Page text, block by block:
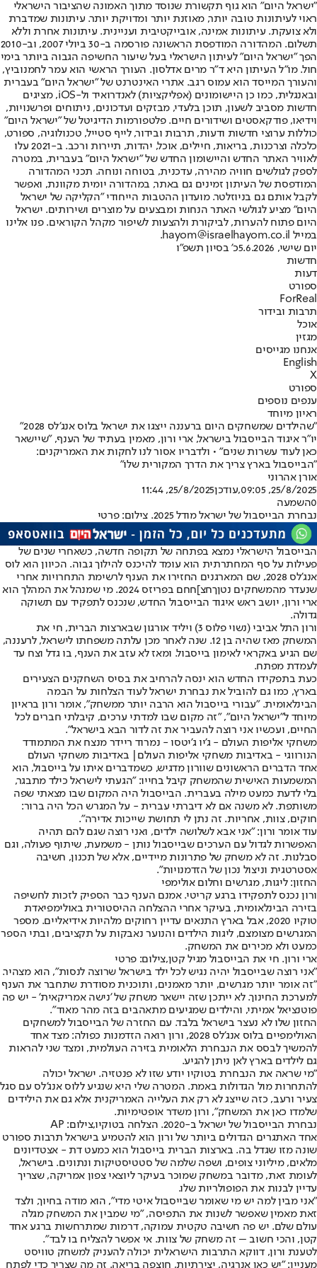
"ישראל היום" הוא גוף תקשורת שנוסד מתוך האמונה שהציבור הישראלי
ראוי לעיתונות טובה יותר, מאוזנת יותר ומדויקת יותר. עיתונות שמדברת
ולא צועקת. עיתונות אמינה, אובייקטיבית ועניינית. עיתונות אחרת וללא
תשלום. המהדורה המודפסת הראשונה פורסמה ב-30 ביולי 2007, וב-2010
הפך "ישראל היום" לעיתון הישראלי בעל שיעור החשיפה הגבוה ביותר בימי
חול. מו"ל העיתון היא ד"ר מרים אדלסון. העורך הראשי הוא עמר לחמנוביץ,
והעורך המייסד הוא עמוס רגב. אתרי האינטרנט של "ישראל היום" בעברית
ובאנגלית, כמו כן היישומונים (אפליקציות) לאנדרואיד ול-iOS, מציגים
חדשות מסביב לשעון, תוכן בלעדי, מבזקים ועדכונים, ניתוחים ופרשנויות,
וידיאו, פודקאסטים ושידורים חיים. פלטפורמות הדיגיטל של "ישראל היום"
כוללות ערוצי חדשות ודעות, תרבות ובידור, לייף סטייל, טכנולוגיה, ספורט,
כלכלה וצרכנות, בריאות, חיילים, אוכל, יהדות, תיירות ורכב. ב-2021 עלו
לאוויר האתר החדש והיישומון החדש של "ישראל היום" בעברית, במטרה
לספק לגולשים חוויה מהירה, עדכנית, בטוחה ונוחה. תכני המהדורה
המודפסת של העיתון זמינים גם באתר, במהדורה יומית מקוונת, ואפשר
לקבל אותם גם בניוזלטר. מועדון ההטבות הייחודי "הקליקה של ישראל
היום" מציע לגולשי האתר הנחות ומבצעים על מוצרים ושירותים. ישראל
היום פתוח להערות, לביקורת ולהצעות לשיפור מקהל הקוראים. פנו אלינו
במייל hayom@israelhayom.co.il.
יום שישי, 5.6.2026
כ' בסיון תשפ"ו
חדשות
דעות
ספורט
ForReal
תרבות ובידור
אוכל
מגזין
אנחנו מגייסים
English
X
ספורט
ענפים נוספים
ראיון מיוחד
"שהילדים שמשחקים היום ברעננה ייצגו את ישראל בלוס אנג'לס 2028"
יו"ר איגוד הבייסבול בישראל, ארי ורון, מאמין בעתיד של הענף, "שיישאר
כאן לעוד עשרות שנים" • ולדבריו אסור לנו לחקות את האמריקנים:
"הבייסבול בארץ צריך את הדרך המקורית שלו"
אורן אהרוני
25/8/2025, 09:05
,עודכן25/8/2025, 11:44
0השמעה
נבחרת הבייסבול של ישראל מודל 2025. צילום: פרטי
הבייסבול הישראלי נמצא בפתחה של תקופה חדשה, כשאחרי שנים של
פעילות על סף המחתרתית הוא עומד להיכנס להילוך גבוה. הכיוון הוא לוס
אנג'לס 2028, שם המארגנים החזירו את הענף לרשימת התחרויות אחרי
שנעדר מהמשחקים נטןךחצ]חחם בפריזס 2024. מי שמנהל את המהלך הוא
ארי ורון, יושב ראש איגוד הבייסבול החדש, שנכנס לתפקיד עם תשוקה
גדולה.
ורון התל אביבי (נשוי פלוס 3) ויליד אורגון שבארצות הברית, חי את
המשחק מאז שהיה בן 12. שנה לאחר מכן עלתה משפחתו לישראל, לרעננה,
שם הגיע באקראי לאימון בייסבול. ומאז לא עזב את הענף, בו גדל וצח עד
לעמדת מפתח.
כעת בתפקידו החדש הוא ינסה להרחיב את בסיס השחקנים הצעירים
בארץ, כמו גם להוביל את נבחרת ישראל לעוד הצלחות על הבמה
הבינלאומית. "עבורי בייסבול הוא הרבה יותר ממשחק", אומר ורון בראיון
מיוחד ל"ישראל היום", "זה מקום שבו למדתי ערכים, קיבלתי חברים לכל
החיים, ועכשיו אני רוצה להעביר את זה לדור הבא בישראל".
משחקי אליפות העולם - ג'יו ג'יטסו - נמרוד ריידר מנצח את המתמודד
הנורווגי - באדיבות משחקי אליפות העולם| באדיבות משחקי העולם
אחד הדברים הראשונים שוורון מדגיש, כשמדברים איתו על בייסבול, הוא
המשמעות האישית שהמשחק קיבל בחייו: "הגעתי לישראל כילד מתבגר,
בלי לדעת כמעט מילה בעברית. הבייסבול היה המקום שבו מצאתי שפה
משותפת. לא משנה אם לא דיברתי עברית - על המגרש הכל היה ברור:
חוקים, צוות, אחריות. זה נתן לי תחושת שייכות אדירה".
עוד אומר ורון: "אני אבא לשלושה ילדים, ואני רוצה שגם להם תהיה
האפשרות לגדול עם הערכים שבייסבול נותן - משמעת, שיתוף פעולה, וגם
סבלנות. זה לא משחק של פתרונות מיידיים, אלא של תכנון, חשיבה
אסטרטגית וניצול נכון של הזדמנויות".
החזון: ליגות, מגרשים וחלום אולימפי
ורון נכנס לתפקידו ברגע קריטי. אמנם הענף כבר הספיק לזכות לחשיפה
בזירה הבינלאומית, בעיקר אחרי ההצלחה ההיסטורית באולימפיאדת
טוקיו 2020, אבל בארץ התנאים עדיין רחוקים מלהיות אידיאליים. מספר
המגרשים מצומצם, ליגות הילדים והנוער נאבקות על תקציבים, ובתי הספר
כמעט ולא מכירים את המשחק.
ארי ורון. חי את הבייסבול מגיל קטן,צילום: פרטי
"אני רוצה שבייסבול יהיה נגיש לכל ילד בישראל שרוצה לנסות", הוא מצהיר.
"זה אומר יותר מגרשים, יותר מאמנים, ותוכנית מסודרת שתחבר את הענף
למערכת החינוך. לא ייתכן שזה יישאר משחק של 'נישה אמריקאית' - יש פה
פוטנציאל אמיתי, והילדים שמגיעים מתאהבים בזה מהר מאוד".
החזון שלו לא נעצר בישראל בלבד. עם החזרה של הבייסבול למשחקים
האולימפיים בלוס אנג'לס 2028, ורון רואה הזדמנות כפולה: מצד אחד
להמשיך לבסס את הנבחרת הלאומית בזירה העולמית, ומצד שני להראות
גם לילדים בארץ לאן ניתן להגיע.
"מי שראה את הנבחרת בטוקיו יודע שזו לא פנטזיה. ישראל יכולה
להתחרות מול הגדולות באמת. המטרה שלי היא שנגיע ללוס אנג'לס עם סגל
צעיר ורעב, כזה שייצג לא רק את העלייה האמריקנית אלא גם את הילידים
שלמדו כאן את המשחק", ורון משדר אופטימיות.
נבחרת הבייסבול של ישראל ב-2020. הצלחה בטוקיו,צילום: AP
אחד האתגרים הגדולים ביותר של ורון הוא להטמיע בישראל תרבות ספורט
שונה מזו שגדל בה. בארצות הברית בייסבול הוא כמעט דת - אצטדיונים
מלאים, מיליוני צופים, ושפה שלמה של סטטיסטיקות ונתונים. בישראל,
לעומת זאת, מדובר במשחק שמוכר בעיקר ליוצאי צפון אמריקה, שצריך
עדיין לבנות את הפופולריות שלו.
"אני מבין למה יש מי שאומר שבייסבול איטי מדי", הוא מודה בחיוך, ולצד
זאת מאמין שאפשר לשנות את התפיסה, "מי שמבין את המשחק מגלה
עולם שלם. יש פה חשיבה טקטית עמוקה, דרמות שמתרחשות ברגע אחד
קטן, והכי חשוב – זה משחק של צוות. אי אפשר להצליח בו לבד".
לטענת ורון, דווקא התרבות הישראלית יכולה להעניק למשחק טוויסט
מעניין: "יש כאן אנרגיה, יצירתיות, חוצפה בריאה. זה מה שצריך כדי לפתח